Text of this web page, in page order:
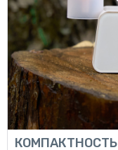
КОМПАКТНОСТЬ